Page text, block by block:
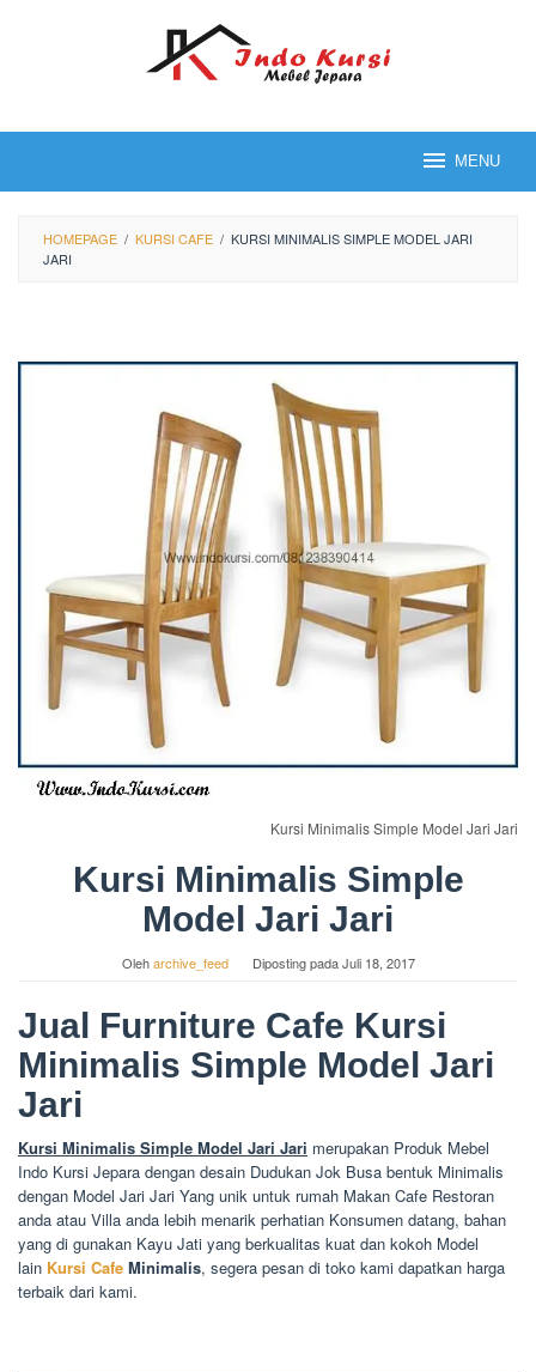
MENU
HOMEPAGE / KURSI CAFE / KURSI MINIMALIS SIMPLE MODEL JARI
JARI
Kursi Minimalis Simple Model Jari Jari
Kursi Minimalis Simple
Model Jari Jari
Oleharchive_feed Diposting padaJuli 18, 2017
Jual Furniture Cafe Kursi
Minimalis Simple Model Jari
Jari
Kursi Minimalis Simple Model Jari Jari merupakan Produk Mebel
Indo Kursi Jepara dengan desain Dudukan Jok Busa bentuk Minimalis
dengan Model Jari Jari Yang unik untuk rumah Makan Cafe Restoran
anda atau Villa anda lebih menarik perhatian Konsumen datang, bahan
yang di gunakan Kayu Jati yang berkualitas kuat dan kokoh Model
lain Kursi Cafe Minimalis, segera pesan di toko kami dapatkan harga
terbaik dari kami.